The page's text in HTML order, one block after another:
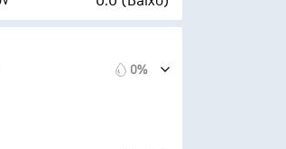
Index™
0%
0%